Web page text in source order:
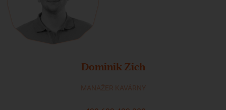
Dominik Zich
MANAŽER KAVÁRNY